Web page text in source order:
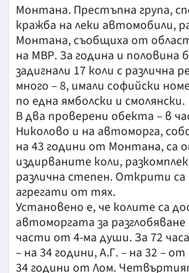
Монтана. Престъпна група,
кражба на леки автомобили,
Монтана, съобщиха от
на МВР. За година и
задигнали 17 коли с различна
много – 8, имали софийски
по една ямболски и смолянски.
В два проверени обекта – в
Николово и на автоморга,
на 43 години от Монтана, са
издирваните коли,
различна степен. Открити са
агрегати от тях.
Установено е, че колите са
автоморгата за
части от 4-ма души. За 72
– на 34 години, А.Г. – на 32 –
34 години от Лом.